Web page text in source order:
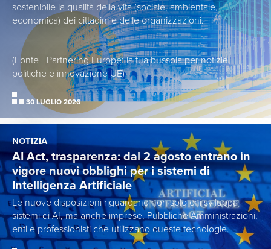
sostenibile la qualità della vita (sociale, ambientale,
economica) dei cittadini e delle organizzazioni.
(Fonte - Partnering Europe: la tua bussola per notizie,
politiche e innovazione UE)
30 LUGLIO 2026
NOTIZIA
AI Act, trasparenza: dal 2 agosto entrano in
vigore nuovi obblighi per i sistemi di
Intelligenza Artificiale
Le nuove disposizioni riguardano non solo chi sviluppa
sistemi di AI, ma anche imprese, Pubbliche Amministrazioni,
enti e professionisti che utilizzano queste tecnologie.